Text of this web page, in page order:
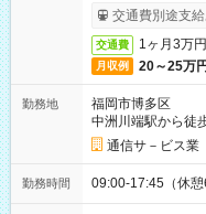
ービス利用可（利
交通費別途支給
交通費 1ヶ月3万
月収例 20～25万円
勤務地
福岡市博多区
中洲川端駅から徒
通信サ－ビス業
勤務時間 09:00-17:45（休